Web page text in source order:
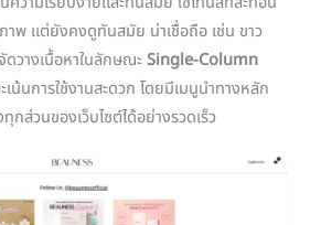
าพ แต่ยังคงดูทันสมัย น่าเชื่อถือ เช่น ขาว
วางเนื้อหาในลักษณะSingle-Column
เน้นการใช้งานสะดวก โดยมีเมนูนำทางหลัก
กส่วนของเว็บไซต์ได้อย่างรวดเร็ว